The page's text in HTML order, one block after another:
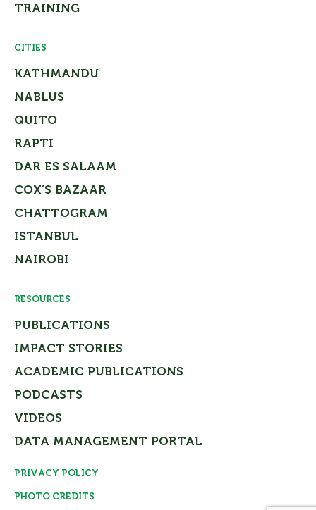
TRAINING
CITIES
KATHMANDU
NABLUS
QUITO
RAPTI
DAR ES SALAAM
COX’S BAZAAR
CHATTOGRAM
ISTANBUL
NAIROBI
RESOURCES
PUBLICATIONS
IMPACT STORIES
ACADEMIC PUBLICATIONS
PODCASTS
VIDEOS
DATA MANAGEMENT PORTAL
PRIVACY POLICY
PHOTO CREDITS